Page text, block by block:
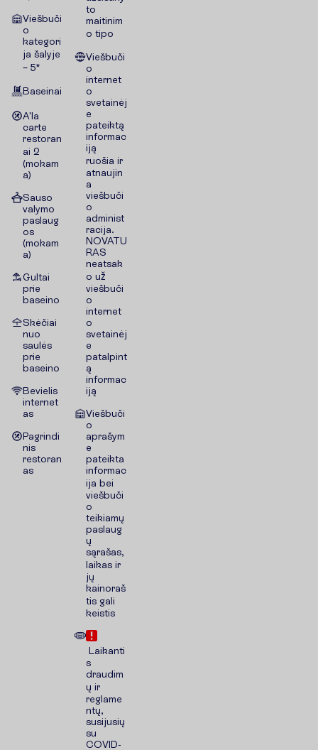
Viešbuči
o
kategori
ja šalyje
– 5*
Baseinai
A'la
carte
restoran
ai 2
(mokam
a)
Sauso
valymo
paslaug
os
(mokam
a)
Gultai
prie
baseino
Skėčiai
nuo
saulės
prie
baseino
Bevielis
internet
as
Pagrindi
nis
restoran
as
to
maitinim
o tipo
Viešbuči
o
internet
o
svetainėj
e
pateiktą
informac
iją
ruošia ir
atnaujin
a
viešbuči
o
administ
racija.
NOVATU
RAS
neatsak
o už
viešbuči
o
internet
o
svetainėj
e
patalpint
ą
informac
iją
Viešbuči
o
aprašym
e
pateikta
informac
ija bei
viešbuči
o
teikiamų
paslaug
ų
sąrašas,
laikas ir
jų
kainoraš
tis gali
keistis
Laikanti
s
draudim
ų ir
reglame
ntų,
susijusių
su
COVID-